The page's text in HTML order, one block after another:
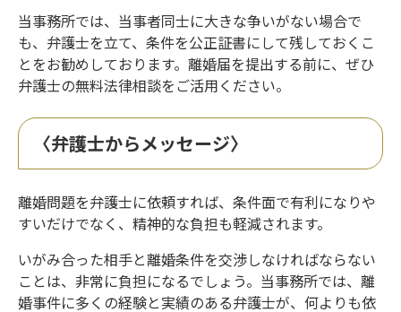
当事務所では、当事者同士に大きな争いがない場合で
も、弁護士を立て、条件を公正証書にして残しておくこ
とをお勧めしております。離婚届を提出する前に、ぜひ
弁護士の無料法律相談をご活用ください。
〈弁護士からメッセージ〉
離婚問題を弁護士に依頼すれば、条件面で有利になりや
すいだけでなく、精神的な負担も軽減されます。
いがみ合った相手と離婚条件を交渉しなければならない
ことは、非常に負担になるでしょう。当事務所では、離
婚事件に多くの経験と実績のある弁護士が、何よりも依